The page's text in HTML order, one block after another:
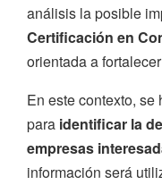
análisis la posible
Certificación en
orientada a
En este contexto,
para identificar la
empresas
información será